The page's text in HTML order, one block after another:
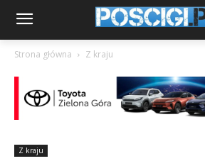
Strona główna Z kraju
Z kraju